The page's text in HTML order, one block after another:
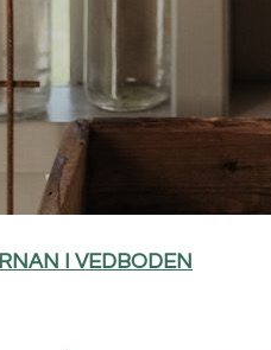
I VEDBODEN